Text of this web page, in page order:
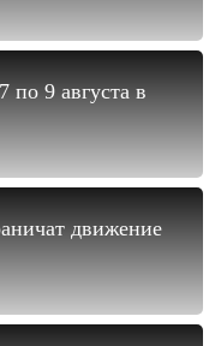
по 9 августа в
движение